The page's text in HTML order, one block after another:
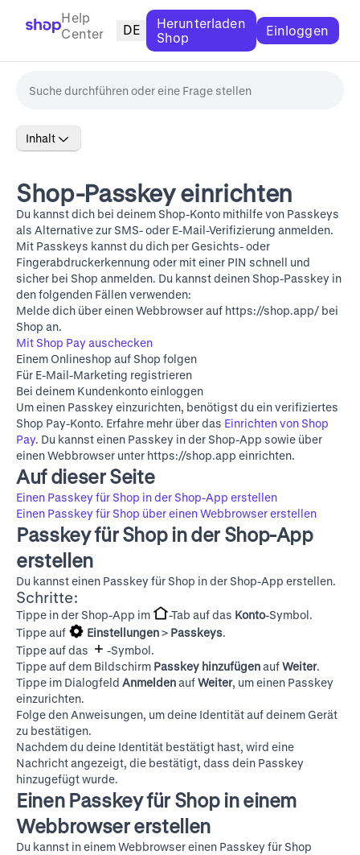
Help
Center
DE
Herunterladen
Shop
Einloggen
Inhalt
Shop-Passkey einrichten
Du kannst dich bei deinem Shop-Konto mithilfe von Passkeys
als Alternative zur SMS- oder E-Mail-Verifizierung anmelden.
Mit Passkeys kannst du dich per Gesichts- oder
Fingerabdruckerkennung oder mit einer PIN schnell und
sicher bei Shop anmelden. Du kannst deinen Shop-Passkey in
den folgenden Fällen verwenden:
Melde dich über einen Webbrowser auf https://shop.app/ bei
Shop an.
Mit Shop Pay auschecken
Einem Onlineshop auf Shop folgen
Für E-Mail-Marketing registrieren
Bei deinem Kundenkonto einloggen
Um einen Passkey einzurichten, benötigst du ein verifiziertes
Shop Pay-Konto. Erfahre mehr über das Einrichten von Shop
Pay. Du kannst einen Passkey in der Shop-App sowie über
einen Webbrowser unter https://shop.app einrichten.
Auf dieser Seite
Einen Passkey für Shop in der Shop-App erstellen
Einen Passkey für Shop über einen Webbrowser erstellen
Passkey für Shop in der Shop-App
erstellen
Du kannst einen Passkey für Shop in der Shop-App erstellen.
Schritte:
Tippe in der Shop-App im -Tab auf das Konto-Symbol.
Tippe auf
Einstellungen> Passkeys.
Tippe auf das
-Symbol.
Tippe auf dem Bildschirm Passkey hinzufügenaufWeiter.
Tippe im Dialogfeld AnmeldenaufWeiter, um einen Passkey
einzurichten.
Folge den Anweisungen, um deine Identität auf deinem Gerät
zu bestätigen.
Nachdem du deine Identität bestätigt hast, wird eine
Nachricht angezeigt, die bestätigt, dass dein Passkey
hinzugefügt wurde.
Einen Passkey für Shop in einem
Webbrowser erstellen
Du kannst in einem Webbrowser einen Passkey für Shop